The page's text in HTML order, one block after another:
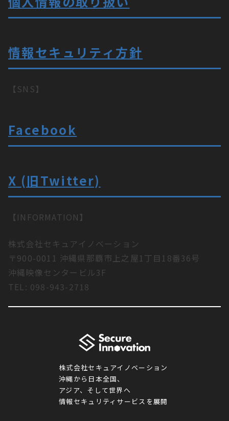
情報セキュリティ方針
【SNS】
Facebook
X (旧Twitter)
【INFORMATION】
株式会社セキュアイノベーション
〒900-0011 沖縄県那覇市上之屋1丁目18番36号
沖縄映像センタービル3F
TEL: 098-943-2718
株式会社セキュアイノベーション
沖縄から日本全国、
アジア、そして世界へ
情報セキュリティサービスを展開